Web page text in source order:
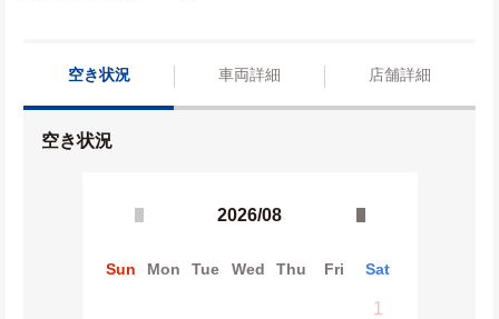
空き状況 車両詳細 店舗詳細
空き状況
2026/08
Sun Mon Tue Wed Thu Fri Sat
1